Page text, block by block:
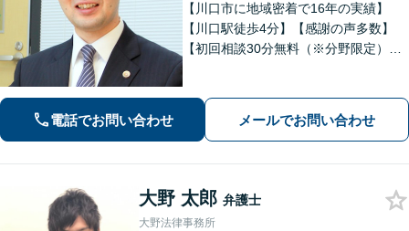
【川口市に地域密着で16年の実績】
【川口駅徒歩4分】【感謝の声多数】
【初回相談30分無料（※分野限定）】
明。解決実績豊富。
電話でお問い合わせ メールでお問い合わせ
大野 太郎 弁護士
大野法律事務所